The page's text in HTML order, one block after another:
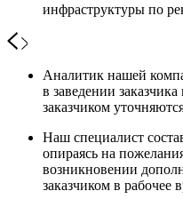
инфраструктуры по
Аналитик нашей
в заведении
заказчиком
Наш специалист
опираясь на
возникновении
заказчиком в рабочее